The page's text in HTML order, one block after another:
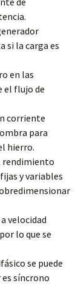
si la carga es
en las
el flujo de
corriente
para
hierro.
rendimiento
y variables
velocidad
lo que se
se puede
síncrono